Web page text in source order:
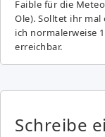
Fai­ble für die
Ole). Solltet ihr mal
ich normalerweise
erreichbar.
Schreibe